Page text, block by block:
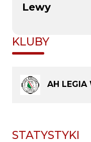
Lewy
KLUBY
AH LEGIA
STATYSTYKI